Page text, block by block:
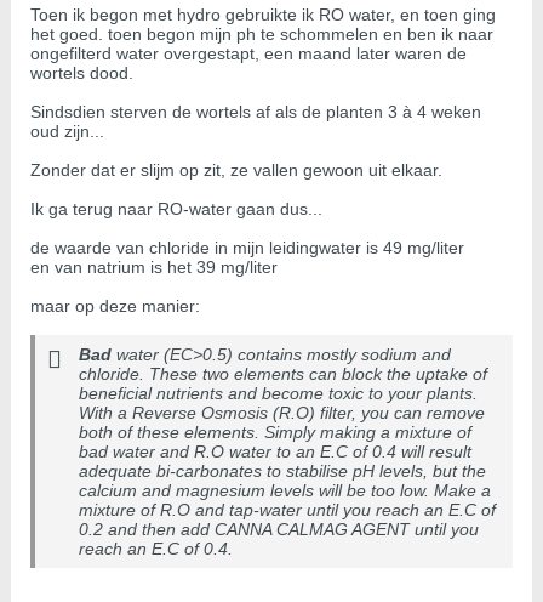
Toen ik begon met hydro gebruikte ik RO water, en toen ging
het goed. toen begon mijn ph te schommelen en ben ik naar
ongefilterd water overgestapt, een maand later waren de
wortels dood.
Sindsdien sterven de wortels af als de planten 3 à 4 weken
oud zijn...
Zonder dat er slijm op zit, ze vallen gewoon uit elkaar.
Ik ga terug naar RO-water gaan dus...
de waarde van chloride in mijn leidingwater is 49 mg/liter
en van natrium is het 39 mg/liter
maar op deze manier:
Bad water (EC>0.5) contains mostly sodium and
chloride. These two elements can block the uptake of
beneficial nutrients and become toxic to your plants.
With a Reverse Osmosis (R.O) filter, you can remove
both of these elements. Simply making a mixture of
bad water and R.O water to an E.C of 0.4 will result
adequate bi-carbonates to stabilise pH levels, but the
calcium and magnesium levels will be too low. Make a
mixture of R.O and tap-water until you reach an E.C of
0.2 and then add CANNA CALMAG AGENT until you
reach an E.C of 0.4.